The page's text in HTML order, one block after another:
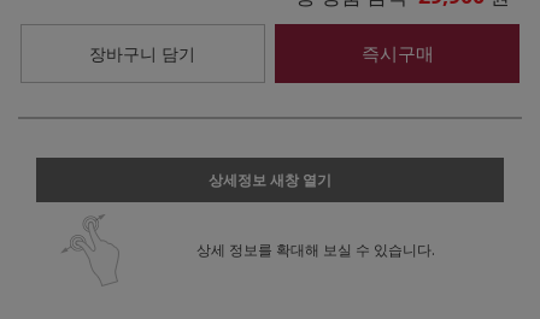
장바구니 담기 즉시구매
상세정보 새창 열기
상세 정보를 확대해 보실 수 있습니다.